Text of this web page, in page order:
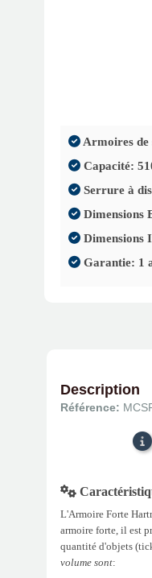
Armoires de
Capacité:
Serrure à
Dimensions
Dimensions
Garantie: 1
Description
Référence:
L'Armoire Forte
armoire forte, il est
quantité d'objets
volume sont: